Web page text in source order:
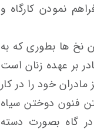
نمودن کارگاه و
نخ ها بطوری که به
بر عهده زنان است
خود را در کار
فنون دوختن سیاه
گاه بصورت دسته